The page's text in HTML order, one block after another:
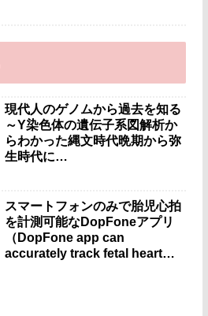
現代人のゲノムから過去を知る
～Y染色体の遺伝子系図解析か
らわかった縄文時代晩期から弥
生時代に…
スマートフォンのみで胎児心拍
を計測可能なDopFoneアプリ
（DopFone app can
accurately track fetal heart